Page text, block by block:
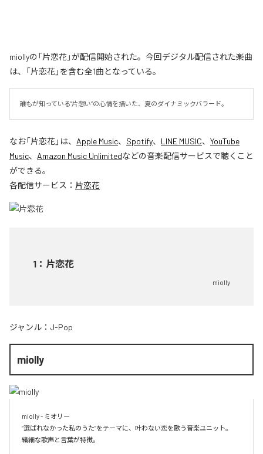
miollyの「片恋花」が配信開始された。今回デジタル配信された楽曲
は、「片恋花」を含む全1曲となっている。
誰もが知っている"片想い”の心情を描いた、夏のダイナミックバラード。
なお「片恋花」は、 Apple Music、 Spotify、 LINE MUSIC、 YouTube
Music、 Amazon Music Unlimitedなどの音楽配信サービスで聴くこと
ができる。
各配信サービス： 片恋花
1 ： 片恋花
miolly
ジャンル： J-Pop
miolly
miolly - ミオリー
”選ばれなかった私のうた”をテーマに、叶わない恋を歌う音楽ユニット。